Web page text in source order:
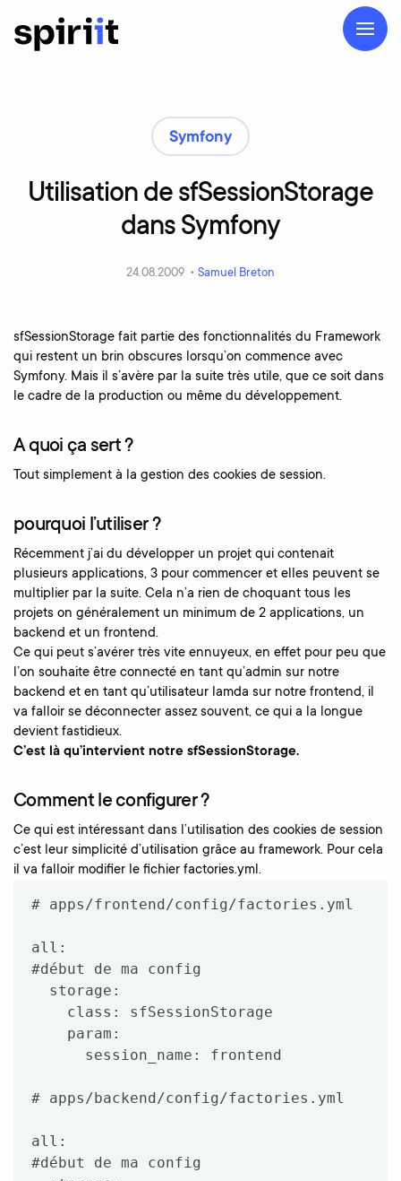
Symfony
Utilisation de sfSessionStorage
dans Symfony
24.08.2009 • Samuel Breton
sfSessionStorage fait partie des fonctionnalités du Framework
qui restent un brin obscures lorsqu’on commence avec
Symfony. Mais il s’avère par la suite très utile, que ce soit dans
le cadre de la production ou même du développement.
A quoi ça sert ?
Tout simplement à la gestion des cookies de session.
pourquoi l’utiliser ?
Récemment j’ai du développer un projet qui contenait
plusieurs applications, 3 pour commencer et elles peuvent se
multiplier par la suite. Cela n’a rien de choquant tous les
projets on généralement un minimum de 2 applications, un
backend et un frontend.
Ce qui peut s’avérer très vite ennuyeux, en effet pour peu que
l’on souhaite être connecté en tant qu’admin sur notre
backend et en tant qu’utilisateur lamda sur notre frontend, il
va falloir se déconnecter assez souvent, ce qui a la longue
devient fastidieux.
C’est là qu’intervient notre sfSessionStorage.
Comment le configurer ?
Ce qui est intéressant dans l’utilisation des cookies de session
c’est leur simplicité d’utilisation grâce au framework. Pour cela
il va falloir modifier le fichier factories.yml.
# apps/frontend/config/factories.yml
all:
#début de ma config
# apps/backend/config/factories.yml
all:
#début de ma config